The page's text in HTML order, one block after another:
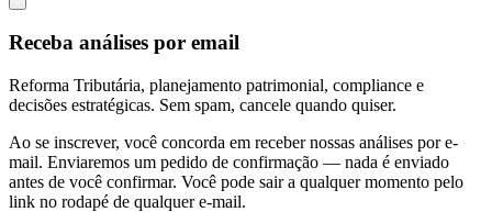
Receba análises por email
Reforma Tributária, planejamento patrimonial, compliance e
decisões estratégicas. Sem spam, cancele quando quiser.
Ao se inscrever, você concorda em receber nossas análises por e-
mail. Enviaremos um pedido de confirmação — nada é enviado
antes de você confirmar. Você pode sair a qualquer momento pelo
link no rodapé de qualquer e-mail.